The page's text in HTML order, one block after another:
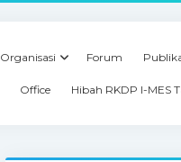
Organisasi Forum
Office Hibah RKDP I-MES